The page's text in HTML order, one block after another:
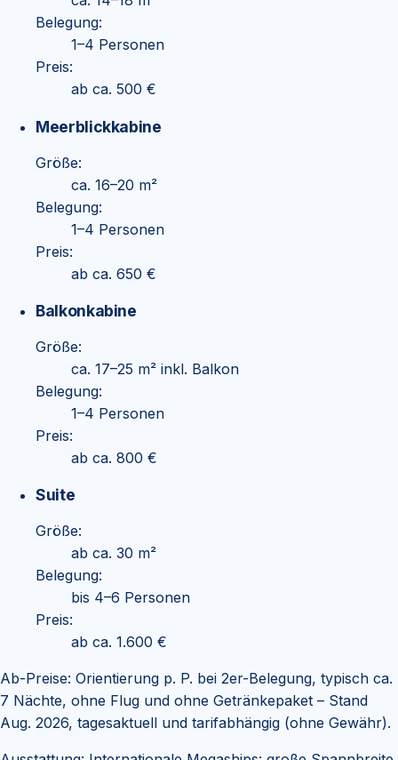
Belegung:
1–4 Personen
Preis:
ab ca. 500 €
Meerblickkabine
Größe:
ca. 16–20 m²
Belegung:
1–4 Personen
Preis:
ab ca. 650 €
Balkonkabine
Größe:
ca. 17–25 m² inkl. Balkon
Belegung:
1–4 Personen
Preis:
ab ca. 800 €
Suite
Größe:
ab ca. 30 m²
Belegung:
bis 4–6 Personen
Preis:
ab ca. 1.600 €
Ab-Preise: Orientierung p. P. bei 2er-Belegung, typisch ca.
7 Nächte, ohne Flug und ohne Getränkepaket – Stand
Aug. 2026, tagesaktuell und tarifabhängig (ohne Gewähr).